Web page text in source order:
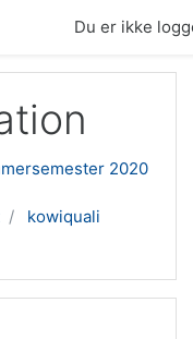
Du er ikke
2020
kowiquali